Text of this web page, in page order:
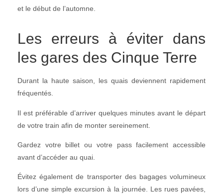
et le début de l’automne.
Les erreurs à éviter dans
les gares des Cinque Terre
Durant la haute saison, les quais deviennent rapidement
fréquentés.
Il est préférable d’arriver quelques minutes avant le départ
de votre train afin de monter sereinement.
Gardez votre billet ou votre pass facilement accessible
avant d’accéder au quai.
Évitez également de transporter des bagages volumineux
lors d’une simple excursion à la journée. Les rues pavées,